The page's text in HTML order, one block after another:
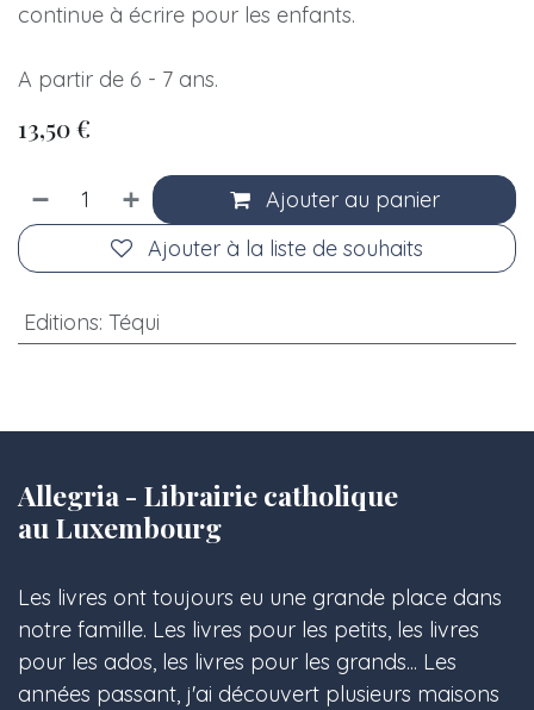
continue à écrire pour les enfants.
A partir de 6 - 7 ans.
13,50€
Ajouter au panier
Ajouter à la liste de souhaits
Editions: Téqui
Allegria - Librairie catholique
au Luxembourg
Les livres ont toujours eu une grande place dans
notre famille. Les livres pour les petits, les livres
pour les ados, les livres pour les grands... Les
années passant, j'ai découvert plusieurs maisons